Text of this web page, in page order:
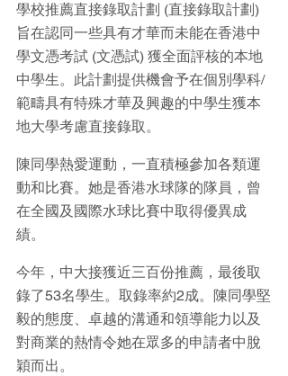
學校推薦直接錄取計劃 (直接錄取計劃)
旨在認同一些具有才華而未能在香港中
學文憑考試 (文憑試) 獲全面評核的本地
中學生。此計劃提供機會予在個別學科/
範疇具有特殊才華及興趣的中學生獲本
地大學考慮直接錄取。
陳同學熱愛運動，一直積極參加各類運
動和比賽。她是香港水球隊的隊員，曾
在全國及國際水球比賽中取得優異成
績。
今年，中大接獲近三百份推薦，最後取
錄了53名學生。取錄率約2成。陳同學堅
毅的態度、卓越的溝通和領導能力以及
對商業的熱情令她在眾多的申請者中脫
穎而出。